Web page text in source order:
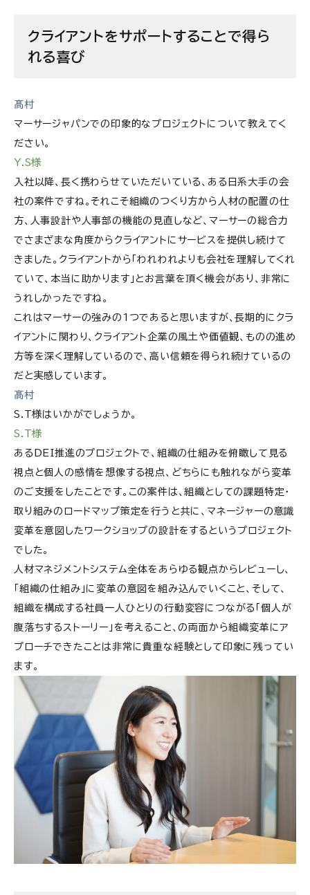
クライアントをサポートすることで得ら
れる喜び
髙村
マーサージャパンでの印象的なプロジェクトについて教えてく
ださい。
Y.S様
入社以降、長く携わらせていただいている、ある日系大手の会
社の案件ですね。それこそ組織のつくり方から人材の配置の仕
方、人事設計や人事部の機能の見直しなど、マーサーの総合力
でさまざまな角度からクライアントにサービスを提供し続けて
きました。クライアントから「われわれよりも会社を理解してくれ
ていて、本当に助かります」とお言葉を頂く機会があり、非常に
うれしかったですね。
これはマーサーの強みの1つであると思いますが、長期的にクラ
イアントに関わり、クライアント企業の風土や価値観、ものの進め
方等を深く理解しているので、高い信頼を得られ続けているの
だと実感しています。
髙村
S.T様はいかがでしょうか。
S.T様
あるDEI推進のプロジェクトで、組織の仕組みを俯瞰して見る
視点と個人の感情を想像する視点、どちらにも触れながら変革
のご支援をしたことです。この案件は、組織としての課題特定・
取り組みのロードマップ策定を行うと共に、マネージャーの意識
変革を意図したワークショップの設計をするというプロジェクト
でした。
人材マネジメントシステム全体をあらゆる観点からレビューし、
「組織の仕組み」に変革の意図を組み込んでいくこと、そして、
組織を構成する社員一人ひとりの行動変容につながる「個人が
腹落ちするストーリー」を考えること、の両面から組織変革にア
プローチできたことは非常に貴重な経験として印象に残ってい
ます。